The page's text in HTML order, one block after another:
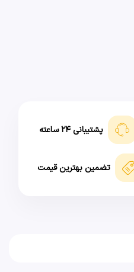
پشتیبانی ۲۴ ساعته
تضمین بهترین قیمت